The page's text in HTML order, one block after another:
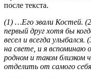
после текста.
(1) …Его звали Костей.
первый друг хотя бы
весел и всегда
на свете, и я вспоминаю
родном и таком близком
отделить от самого